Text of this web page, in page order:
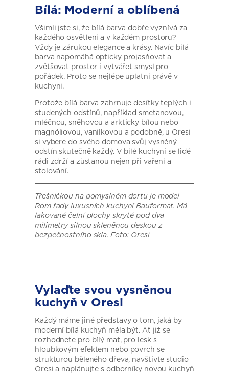
Bílá: Moderní a oblíbená
Všimli jste si, že bílá barva dobře vyznívá za
každého osvětlení a v každém prostoru?
Vždy je zárukou elegance a krásy. Navíc bílá
barva napomáhá opticky projasňovat a
zvětšovat prostor i vytvářet smysl pro
pořádek. Proto se nejlépe uplatní právě v
kuchyni.
Protože bílá barva zahrnuje desítky teplých i
studených odstínů, například smetanovou,
mléčnou, sněhovou a arkticky bílou nebo
magnóliovou, vanilkovou a podobně, u Oresi
si vybere do svého domova svůj vysněný
odstín skutečně každý. V bílé kuchyni se lidé
rádi zdrží a zůstanou nejen při vaření a
stolování.
Třešničkou na pomyslném dortu je model
Rom řady luxusních kuchyní Bauformat. Má
lakované čelní plochy skryté pod dva
milimetry silnou skleněnou deskou z
bezpečnostního skla. Foto: Oresi
Vylaďte svou vysněnou
kuchyň v Oresi
Každý máme jiné představy o tom, jaká by
moderní bílá kuchyň měla být. Ať již se
rozhodnete pro bílý mat, pro lesk s
hloubkovým efektem nebo povrch se
strukturou běleného dřeva, navštivte studio
Oresi a naplánujte s odborníky novou kuchyň